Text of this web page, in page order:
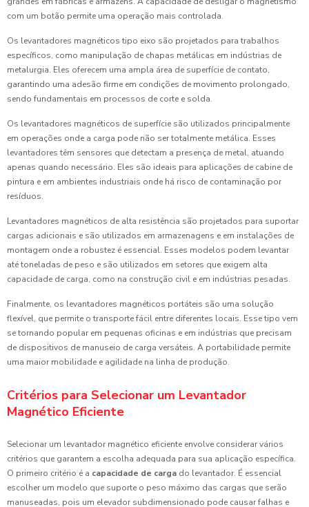
com um botão permite uma operação mais controlada.
Os levantadores magnéticos tipo eixo são projetados para trabalhos
específicos, como manipulação de chapas metálicas em indústrias de
metalurgia. Eles oferecem uma ampla área de superfície de contato,
garantindo uma adesão firme em condições de movimento prolongado,
sendo fundamentais em processos de corte e solda.
Os levantadores magnéticos de superfície são utilizados principalmente
em operações onde a carga pode não ser totalmente metálica. Esses
levantadores têm sensores que detectam a presença de metal, atuando
apenas quando necessário. Eles são ideais para aplicações de cabine de
pintura e em ambientes industriais onde há risco de contaminação por
resíduos.
Levantadores magnéticos de alta resistência são projetados para suportar
cargas adicionais e são utilizados em armazenagens e em instalações de
montagem onde a robustez é essencial. Esses modelos podem levantar
até toneladas de peso e são utilizados em setores que exigem alta
capacidade de carga, como na construção civil e em indústrias pesadas.
Finalmente, os levantadores magnéticos portáteis são uma solução
flexível, que permite o transporte fácil entre diferentes locais. Esse tipo vem
se tornando popular em pequenas oficinas e em indústrias que precisam
de dispositivos de manuseio de carga versáteis. A portabilidade permite
uma maior mobilidade e agilidade na linha de produção.
Critérios para Selecionar um Levantador
Magnético Eficiente
Selecionar um levantador magnético eficiente envolve considerar vários
critérios que garantem a escolha adequada para sua aplicação específica.
O primeiro critério é a capacidade de carga do levantador. É essencial
escolher um modelo que suporte o peso máximo das cargas que serão
manuseadas, pois um elevador subdimensionado pode causar falhas e